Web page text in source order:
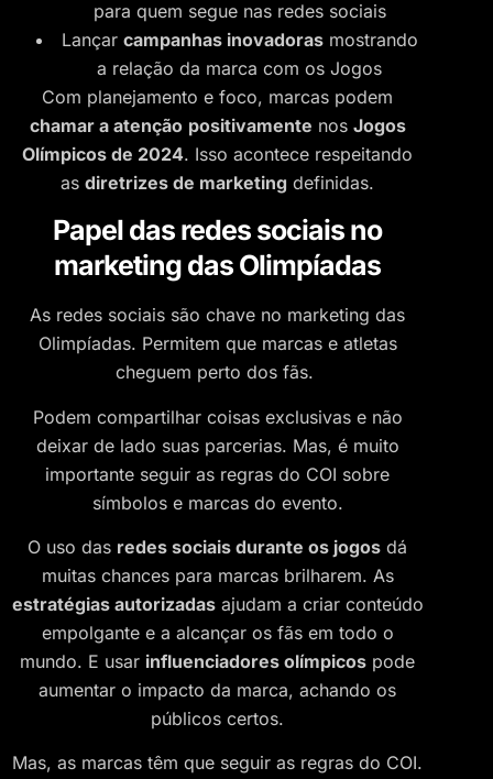
para quem segue nas redes sociais
Lançar campanhas inovadorasmostrando
a relação da marca com os Jogos
Com planejamento e foco, marcas podem
chamar a atenção positivamente nos Jogos
Olímpicos de 2024. Isso acontece respeitando
as diretrizes de marketing definidas.
Papel das redes sociais no
marketing das Olimpíadas
As redes sociais são chave no marketing das
Olimpíadas. Permitem que marcas e atletas
cheguem perto dos fãs.
Podem compartilhar coisas exclusivas e não
deixar de lado suas parcerias. Mas, é muito
importante seguir as regras do COI sobre
símbolos e marcas do evento.
O uso das redes sociais durante os jogos dá
muitas chances para marcas brilharem. As
estratégias autorizadasajudam a criar conteúdo
empolgante e a alcançar os fãs em todo o
mundo. E usar influenciadores olímpicos pode
aumentar o impacto da marca, achando os
públicos certos.
Mas, as marcas têm que seguir as regras do COI.